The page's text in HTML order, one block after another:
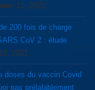
10, 2021
200 fois de charge
CoV 2 : étude
2021
doses du vaccin Covid
pas prélalablement